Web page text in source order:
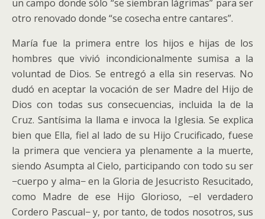
un campo donde sólo “se siembran lágrimas” para ser
otro renovado donde “se cosecha entre cantares”.
María fue la primera entre los hijos e hijas de los
hombres que vivió incondicionalmente sumisa a la
voluntad de Dios. Se entregó a ella sin reservas. No
dudó en aceptar la vocación de ser Madre del Hijo de
Dios con todas sus consecuencias, incluida la de la
Cruz. Santísima la llama e invoca la Iglesia. Se explica
bien que Ella, fiel al lado de su Hijo Crucificado, fuese
la primera que venciera ya plenamente a la muerte,
siendo Asumpta al Cielo, participando con todo su ser
−cuerpo y alma− en la Gloria de Jesucristo Resucitado,
como Madre de ese Hijo Glorioso, −el verdadero
Cordero Pascual− y, por tanto, de todos nosotros, sus